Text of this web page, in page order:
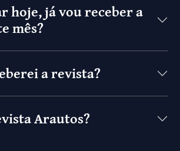
hoje, já vou receber a
mês?
a revista?
Arautos?